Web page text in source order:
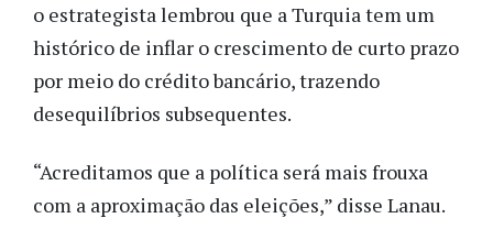
o estrategista lembrou que a Turquia tem um
histórico de inflar o crescimento de curto prazo
por meio do crédito bancário, trazendo
desequilíbrios subsequentes.
“Acreditamos que a política será mais frouxa
com a aproximação das eleições,” disse Lanau.